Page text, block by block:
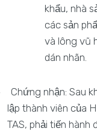
khẩu, nhà
các sản
và lông vũ
dán nhãn.
Chứng nhận: Sau
lập thành viên của
TAS, phải tiến hành